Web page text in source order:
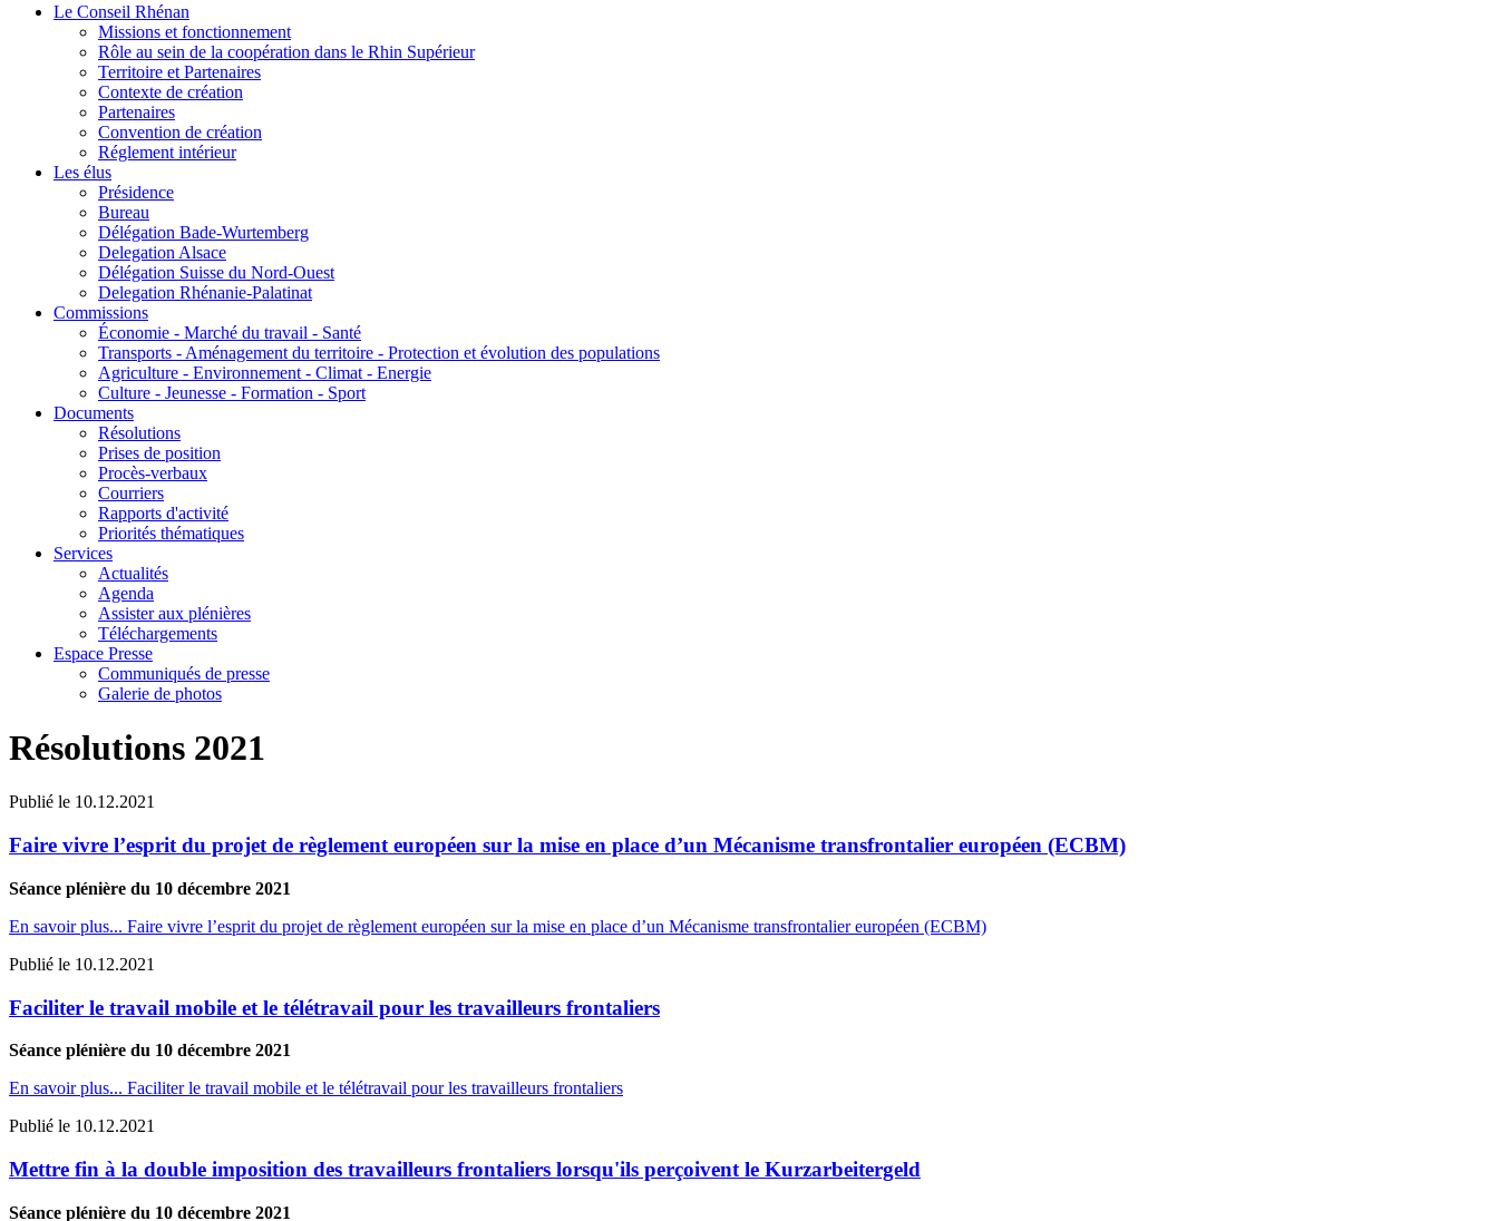
Le Conseil Rhénan
Missions et fonctionnement
Rôle au sein de la coopération dans le Rhin Supérieur
Territoire et Partenaires
Contexte de création
Partenaires
Convention de création
Réglement intérieur
Les élus
Présidence
Bureau
Délégation Bade-Wurtemberg
Delegation Alsace
Délégation Suisse du Nord-Ouest
Delegation Rhénanie-Palatinat
Commissions
Économie - Marché du travail - Santé
Transports - Aménagement du territoire - Protection et évolution des populations
Agriculture - Environnement - Climat - Energie
Culture - Jeunesse - Formation - Sport
Documents
Résolutions
Prises de position
Procès-verbaux
Courriers
Rapports d'activité
Priorités thématiques
Services
Actualités
Agenda
Assister aux plénières
Téléchargements
Espace Presse
Communiqués de presse
Galerie de photos
Résolutions 2021
Publié le 10.12.2021
Faire vivre l’esprit du projet de règlement européen sur la mise en place d’un Mécanisme transfrontalier européen (ECBM)
Séance plénière du 10 décembre 2021
En savoir plus... Faire vivre l’esprit du projet de règlement européen sur la mise en place d’un Mécanisme transfrontalier européen (ECBM)
Publié le 10.12.2021
Faciliter le travail mobile et le télétravail pour les travailleurs frontaliers
Séance plénière du 10 décembre 2021
En savoir plus... Faciliter le travail mobile et le télétravail pour les travailleurs frontaliers
Publié le 10.12.2021
Mettre fin à la double imposition des travailleurs frontaliers lorsqu'ils perçoivent le Kurzarbeitergeld
Séance plénière du 10 décembre 2021